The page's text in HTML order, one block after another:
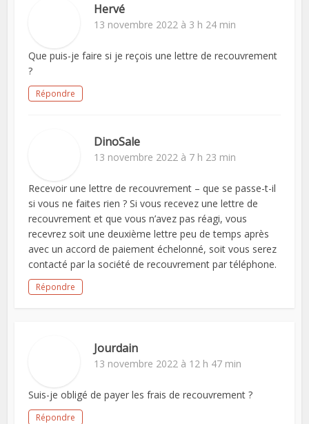
Hervé
13 novembre 2022 à 3 h 24 min
Que puis-je faire si je reçois une lettre de recouvrement
?
Répondre
DinoSale
13 novembre 2022 à 7 h 23 min
Recevoir une lettre de recouvrement – que se passe-t-il
si vous ne faites rien ? Si vous recevez une lettre de
recouvrement et que vous n’avez pas réagi, vous
recevrez soit une deuxième lettre peu de temps après
avec un accord de paiement échelonné, soit vous serez
contacté par la société de recouvrement par téléphone.
Répondre
Jourdain
13 novembre 2022 à 12 h 47 min
Suis-je obligé de payer les frais de recouvrement ?
Répondre